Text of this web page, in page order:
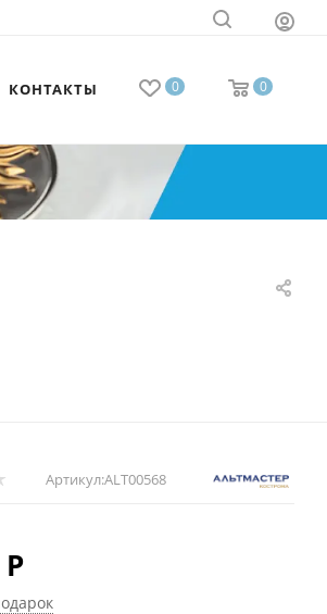
0 0
КОНТАКТЫ
Артикул:ALT00568
Р